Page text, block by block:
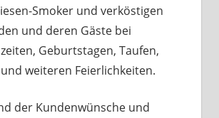
Smoker und verköstigen
und deren Gäste bei
Geburtstagen, Taufen,
weiteren Feierlichkeiten.
der Kundenwünsche und